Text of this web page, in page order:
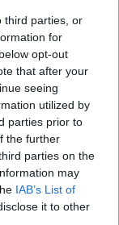
third parties, or
for
opt-out
that after your
seeing
utilized by
parties prior to
the further
parties on the
may
IAB’s List of
it to other